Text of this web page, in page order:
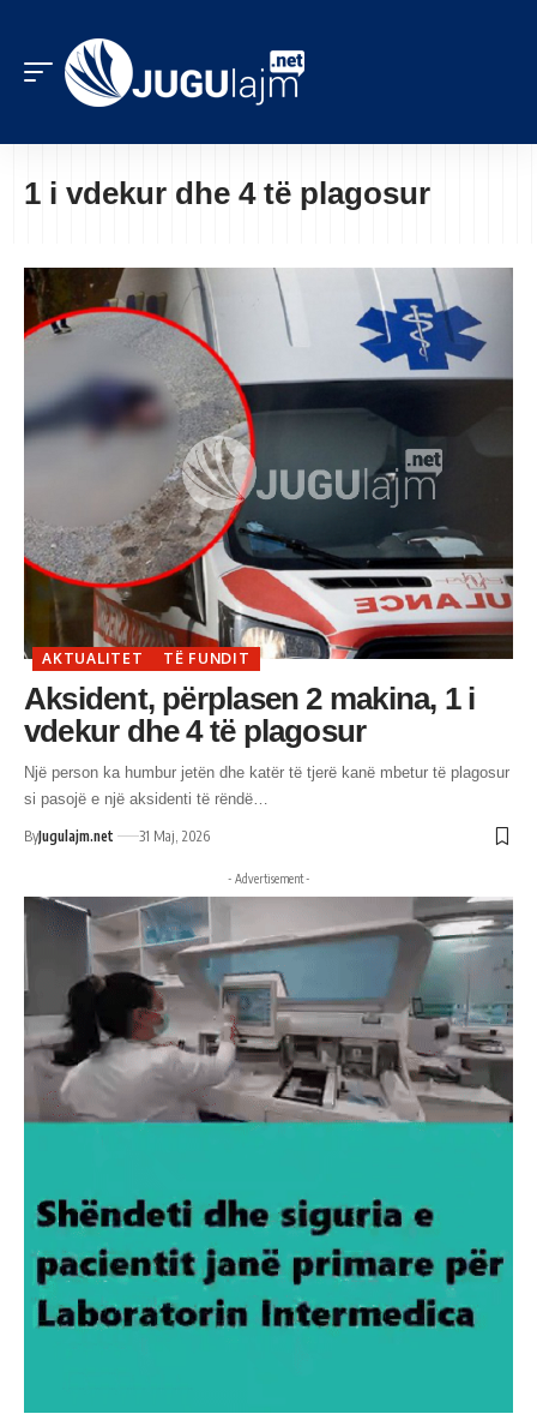
1 i vdekur dhe 4 të plagosur
AKTUALITET TË FUNDIT
Aksident, përplasen 2 makina, 1 i
vdekur dhe 4 të plagosur
Një person ka humbur jetën dhe katër të tjerë kanë mbetur të plagosur
si pasojë e një aksidenti të rëndë…
ByJugulajm.net 31 Maj, 2026
- Advertisement -